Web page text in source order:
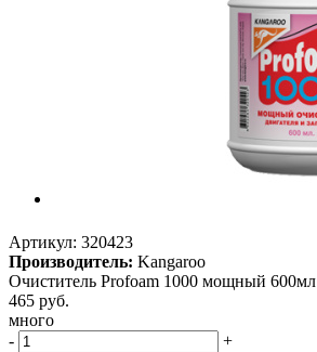
Артикул: 320423
Производитель: Kangaroo
Очиститель Profoam 1000 мощный 600мл
465 руб.
много
-
+